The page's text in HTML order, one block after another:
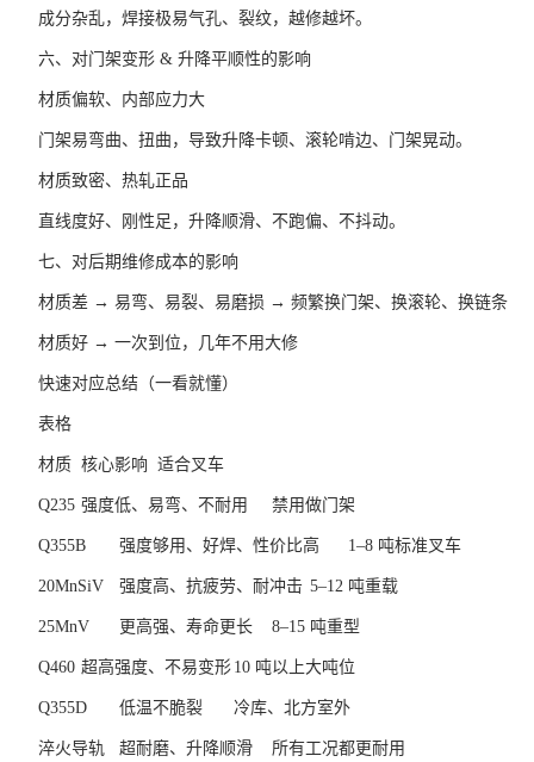
成分杂乱，焊接极易气孔、裂纹，越修越坏。
六、对门架变形 & 升降平顺性的影响
材质偏软、内部应力大
门架易弯曲、扭曲，导致升降卡顿、滚轮啃边、门架晃动。
材质致密、热轧正品
直线度好、刚性足，升降顺滑、不跑偏、不抖动。
七、对后期维修成本的影响
材质差 → 易弯、易裂、易磨损 → 频繁换门架、换滚轮、换链条
材质好 → 一次到位，几年不用大修
快速对应总结（一看就懂）
表格
材质 核心影响 适合叉车
Q235 强度低、易弯、不耐用 禁用做门架
Q355B 强度够用、好焊、性价比高 1–8 吨标准叉车
20MnSiV 强度高、抗疲劳、耐冲击 5–12 吨重载
25MnV 更高强、寿命更长 8–15 吨重型
Q460 超高强度、不易变形 10 吨以上大吨位
Q355D 低温不脆裂 冷库、北方室外
淬火导轨 超耐磨、升降顺滑 所有工况都更耐用